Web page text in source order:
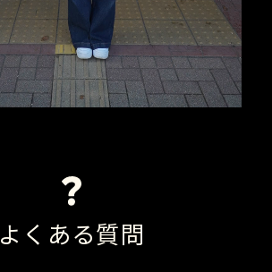
よくある質問